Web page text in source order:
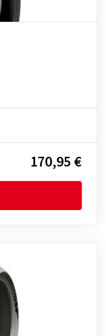
170,95 €